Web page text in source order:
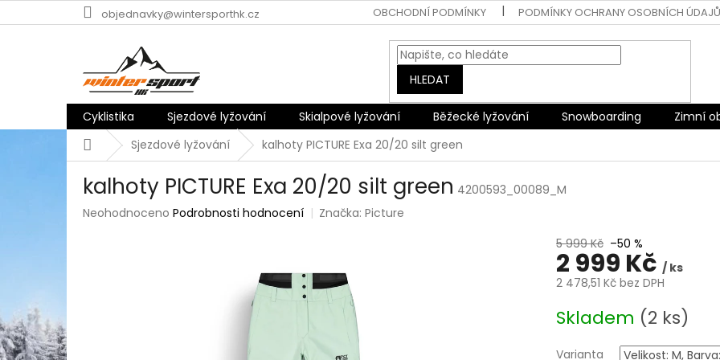
na
objednavky@wintersporthk.cz OBCHODNÍ PODMÍNKY PODMÍNKY OCHRANY OSOBNÍCH ÚDAJŮ
HLEDAT
Cyklistika Sjezdové lyžování Skialpové lyžování Běžecké lyžování Snowboarding Zimní
DomůSjezdové lyžování kalhoty PICTURE Exa 20/20 silt green
kalhoty PICTURE Exa 20/20 silt green 4200593_00089_M
Průměrné
Neohodnoceno Podrobnosti hodnocení Značka:Picture
5 999 Kč –50 %
2 999 Kč / ks
2 478,51 Kč bez DPH
cena:
Skladem (2 ks)
Varianta